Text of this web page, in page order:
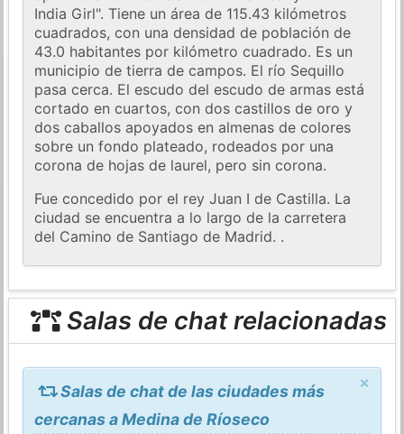
India Girl". Tiene un área de 115.43 kilómetros
cuadrados, con una densidad de población de
43.0 habitantes por kilómetro cuadrado. Es un
municipio de tierra de campos. El río Sequillo
pasa cerca. El escudo del escudo de armas está
cortado en cuartos, con dos castillos de oro y
dos caballos apoyados en almenas de colores
sobre un fondo plateado, rodeados por una
corona de hojas de laurel, pero sin corona.
Fue concedido por el rey Juan I de Castilla. La
ciudad se encuentra a lo largo de la carretera
del Camino de Santiago de Madrid. .
Salas de chat relacionadas
×
Salas de chat de las ciudades más
cercanas a Medina de Ríoseco